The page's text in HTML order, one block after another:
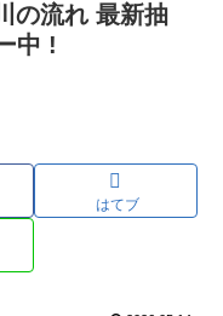
の流れ 最新抽
中 !
はてブ